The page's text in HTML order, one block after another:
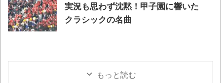
実況も思わず沈黙！甲子園に響いた
クラシックの名曲
もっと読む